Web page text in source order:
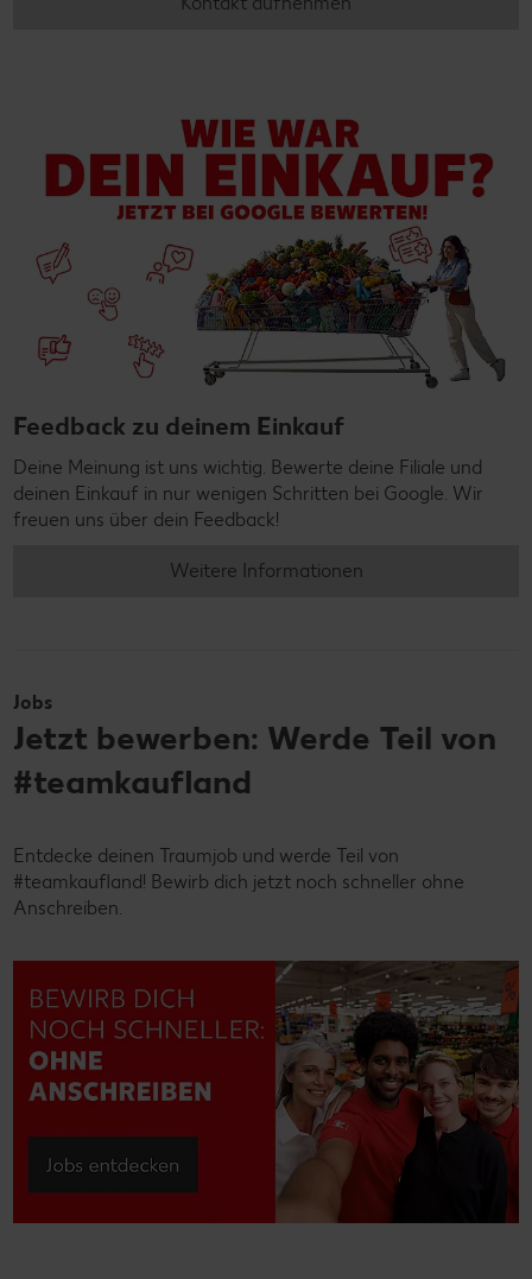
Feedback zu deinem Einkauf
Deine Meinung ist uns wichtig. Bewerte deine Filiale und
deinen Einkauf in nur wenigen Schritten bei Google. Wir
freuen uns über dein Feedback!
Weitere Informationen
Jobs
Jetzt bewerben: Werde Teil von
#teamkaufland
Entdecke deinen Traumjob und werde Teil von
#teamkaufland! Bewirb dich jetzt noch schneller ohne
Anschreiben.